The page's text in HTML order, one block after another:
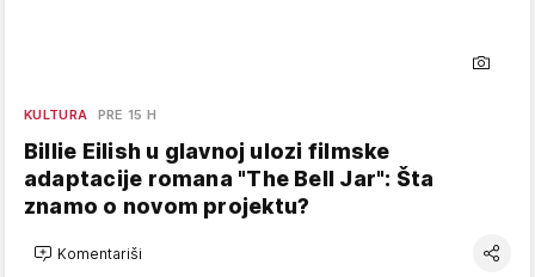
KULTURA PRE 15 H
Billie Eilish u glavnoj ulozi filmske
adaptacije romana "The Bell Jar": Šta
znamo o novom projektu?
Komentariši